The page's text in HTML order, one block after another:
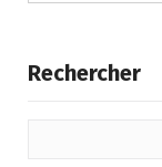
Rechercher